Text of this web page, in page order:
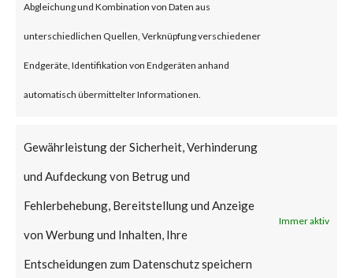
Abgleichung und Kombination von Daten aus
unterschiedlichen Quellen, Verknüpfung verschiedener
Endgeräte, Identifikation von Endgeräten anhand
automatisch übermittelter Informationen.
Gewährleistung der Sicherheit, Verhinderung
und Aufdeckung von Betrug und
Fehlerbehebung, Bereitstellung und Anzeige
von Werbung und Inhalten, Ihre
Entscheidungen zum Datenschutz speichern
Immer aktiv
malware families have
reportedly been deployed.
FortiGuard Labs strongly
recommends all users of
What is the Vendor Solution?